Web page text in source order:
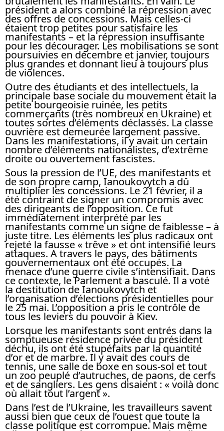
président a alors combiné la répression avec
des offres de concessions. Mais celles-ci
étaient trop petites pour satisfaire les
manifestants – et la répression insuffisante
pour les décourager. Les mobilisations se sont
poursuivies en décembre et janvier, toujours
plus grandes et donnant lieu à toujours plus
de violences.
Outre des étudiants et des intellectuels, la
principale base sociale du mouvement était la
petite bourgeoisie ruinée, les petits
commerçants (très nombreux en Ukraine) et
toutes sortes d’éléments déclassés. La classe
ouvrière est demeurée largement passive.
Dans les manifestations, il y avait un certain
nombre d’éléments nationalistes, d’extrême
droite ou ouvertement fascistes.
Sous la pression de l’UE, des manifestants et
de son propre camp, Ianoukovytch a dû
multiplier les concessions. Le 21 février, il a
été contraint de signer un compromis avec
des dirigeants de l’opposition. Ce fut
immédiatement interprété par les
manifestants comme un signe de faiblesse – à
juste titre. Les éléments les plus radicaux ont
rejeté la fausse « trêve » et ont intensifié leurs
attaques. A travers le pays, des bâtiments
gouvernementaux ont été occupés. La
menace d’une guerre civile s’intensifiait. Dans
ce contexte, le Parlement a basculé. Il a voté
la destitution de Ianoukovytch et
l’organisation d’élections présidentielles pour
le 25 mai. L’opposition a pris le contrôle de
tous les leviers du pouvoir à Kiev.
Lorsque les manifestants sont entrés dans la
somptueuse résidence privée du président
déchu, ils ont été stupéfaits par la quantité
d’or et de marbre. Il y avait des cours de
tennis, une salle de boxe en sous-sol et tout
un zoo peuplé d’autruches, de paons, de cerfs
et de sangliers. Les gens disaient : « voilà donc
où allait tout l’argent ».
Dans l’est de l’Ukraine, les travailleurs savent
aussi bien que ceux de l’ouest que toute la
classe politique est corrompue. Mais même